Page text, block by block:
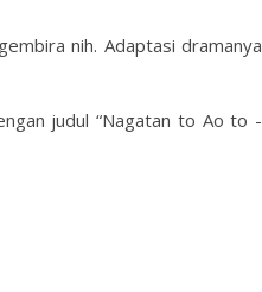
nih. Adaptasi dramanya
judul “Nagatan to Ao to -